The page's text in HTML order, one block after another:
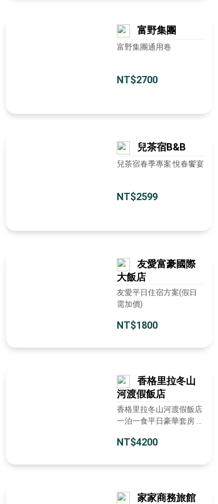
富野集團
富野集團通用卷
NT$2700
兒茶宿B&B
兒茶宿春季專案‧悅春饗宴
NT$2599
友愛富豪國際
大飯店
友愛平日住宿方案(假日
需加價)
NT$1800
香格里拉冬山
河渡假飯店
香格里拉冬山河渡假飯店
一泊一食平日豪華套房 雙
NT$4200
家家商務旅館